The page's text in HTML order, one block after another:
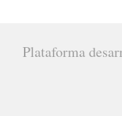
Plataforma